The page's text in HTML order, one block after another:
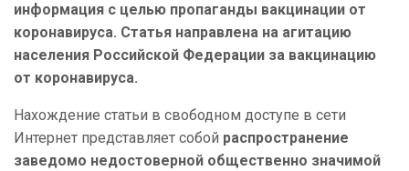
информация с целью пропаганды вакцинации от
коронавируса. Статья направлена на агитацию
населения Российской Федерации за вакцинацию
от коронавируса.
Нахождение статьи в свободном доступе в сети
Интернет представляет собой распространение
заведомо недостоверной общественно значимой